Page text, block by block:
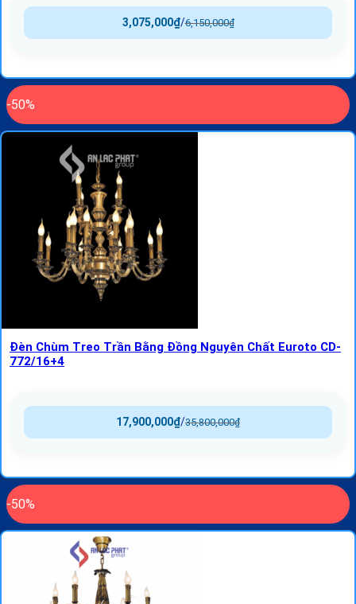
6,150,000₫
/
3,075,000₫
-50%
Đèn Chùm Treo Trần Bằng Đồng Nguyên Chất Euroto CD-
772/16+4
35,800,000₫
/
17,900,000₫
-50%